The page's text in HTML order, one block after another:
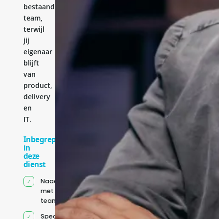
bestaande
team,
terwijl
jij
eigenaar
blijft
van
product,
delivery
en
IT.
Inbegrepen
in
deze
dienst
Naadloze integratie
met jouw bestaande
team
Specifiek voor jou